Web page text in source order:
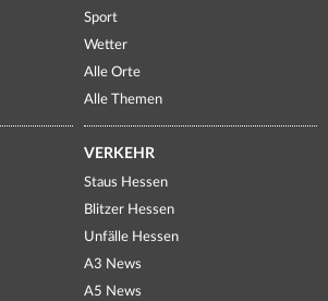
Sport
Wetter
Alle Orte
Alle Themen
VERKEHR
Staus Hessen
Blitzer Hessen
Unfälle Hessen
A3 News
A5 News